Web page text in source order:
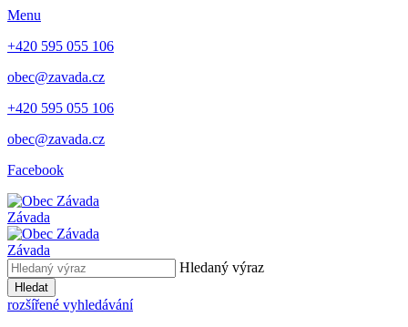
Menu
+420 595 055 106
obec@zavada.cz
+420 595 055 106
obec@zavada.cz
Facebook
Závada
Závada
Hledaný výraz
Hledat
rozšířené vyhledávání